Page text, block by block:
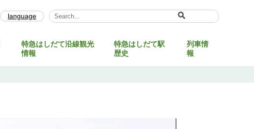
language
特急はしだて沿線観光
情報
特急はしだて駅
歴史
列車情
報